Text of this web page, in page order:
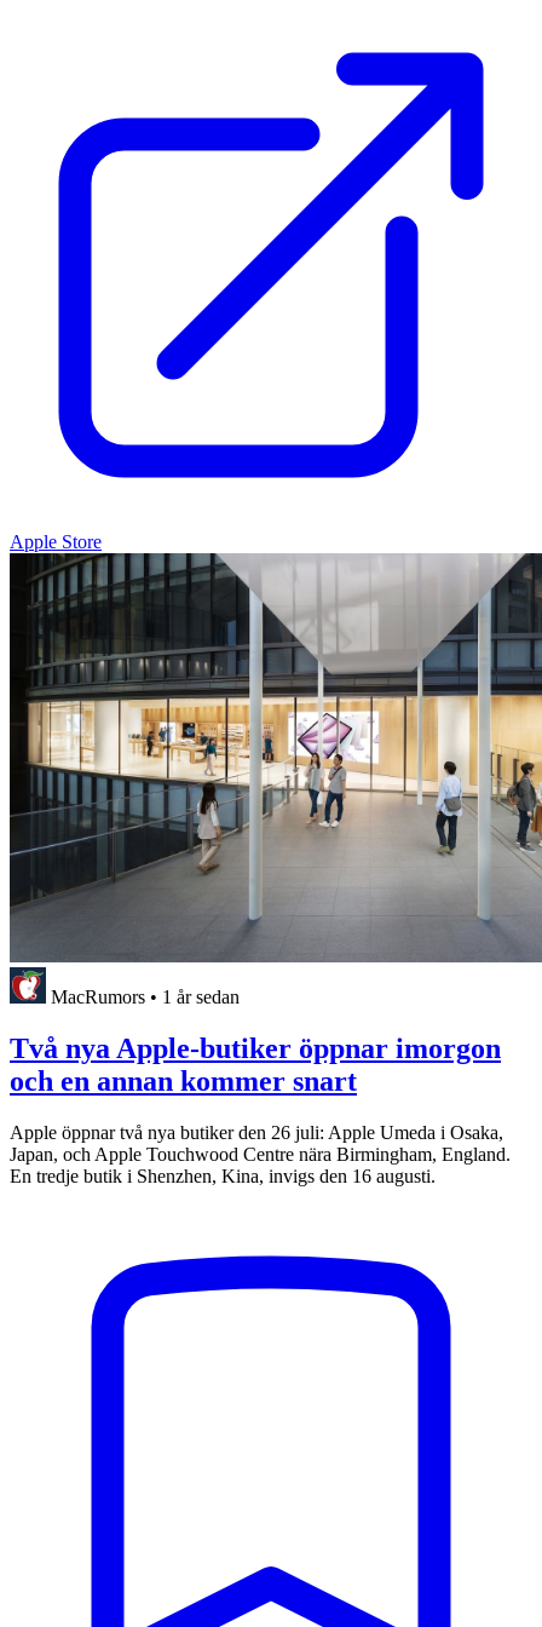
Apple Store
MacRumors • 1 år sedan
Två nya Apple-butiker öppnar imorgon
och en annan kommer snart
Apple öppnar två nya butiker den 26 juli: Apple Umeda i Osaka,
Japan, och Apple Touchwood Centre nära Birmingham, England.
En tredje butik i Shenzhen, Kina, invigs den 16 augusti.